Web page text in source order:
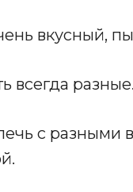
вкусный,
всегда
с